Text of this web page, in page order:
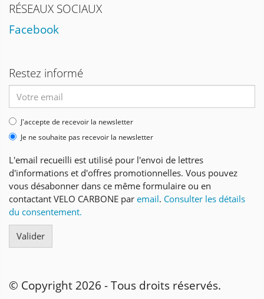
RÉSEAUX SOCIAUX
Facebook
Restez informé
email
J'accepte de recevoir la newsletter
Je ne souhaite pas recevoir la newsletter
L'email recueilli est utilisé pour l'envoi de lettres
d'informations et d'offres promotionnelles. Vous pouvez
vous désabonner dans ce même formulaire ou en
contactant VELO CARBONE par email. Consulter les détails
du consentement.
© Copyright 2026 - Tous droits réservés.